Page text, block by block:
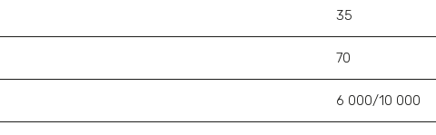
35
70
6 000/10 000